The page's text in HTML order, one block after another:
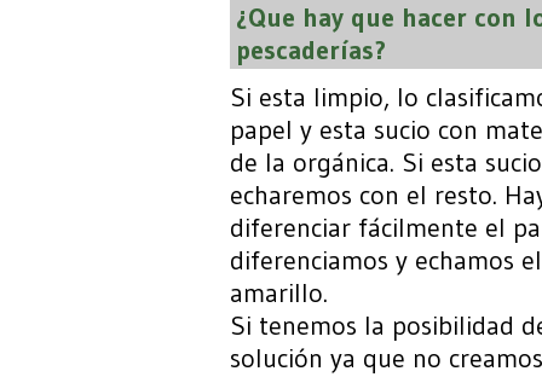
¿Que hay que hacer con
pescaderías?
Si esta limpio, lo
papel y esta sucio con
de la orgánica. Si esta
echaremos con el resto.
diferenciar fácilmente el
diferenciamos y echamos
amarillo.
Si tenemos la posibilidad
solución ya que no